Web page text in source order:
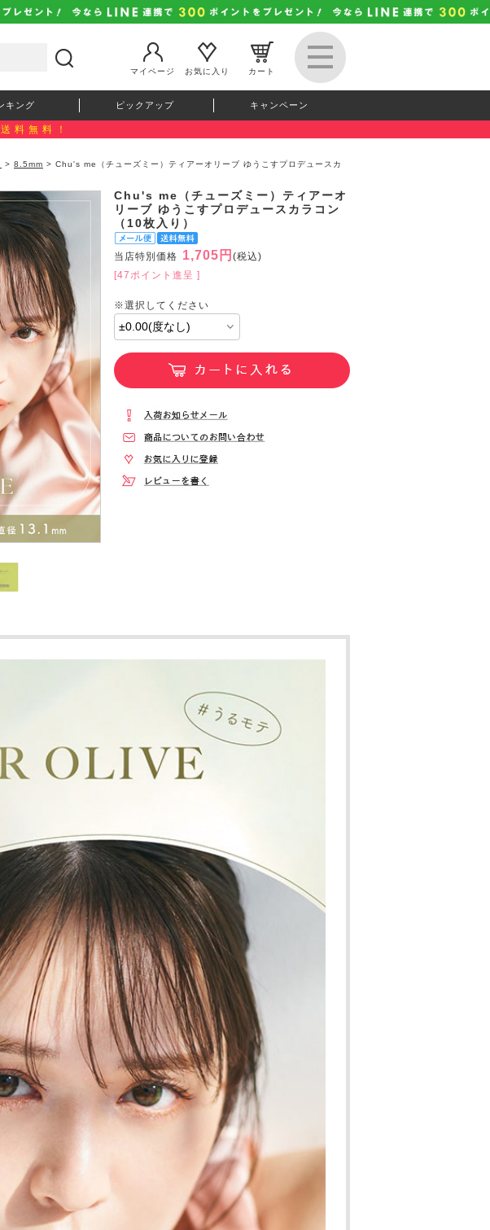
マイページ
お気に入り カート
キング ピックアップ キャンペーン
送料無料！
> 8.5mm > Chu's me（チューズミー）ティアーオリーブ ゆうこすプロデュースカ
Chu's me（チューズミー）ティアーオ
リーブ ゆうこすプロデュースカラコン
（10枚入り）
当店特別価格 1,705円 (税込)
[47ポイント進呈 ]